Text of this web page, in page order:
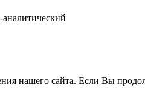
нашего сайта. Если Вы